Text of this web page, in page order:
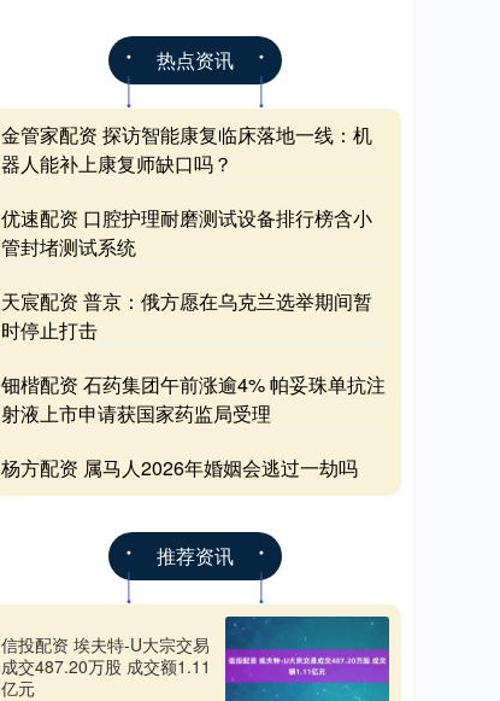
热点资讯
金管家配资 探访智能康复临床落地一线：机
器人能补上康复师缺口吗？
优速配资 口腔护理耐磨测试设备排行榜含小
管封堵测试系统
天宸配资 普京：俄方愿在乌克兰选举期间暂
时停止打击
钿楷配资 石药集团午前涨逾4% 帕妥珠单抗注
射液上市申请获国家药监局受理
杨方配资 属马人2026年婚姻会逃过一劫吗
推荐资讯
信投配资 埃夫特-U大宗交易
成交487.20万股 成交额1.11
亿元